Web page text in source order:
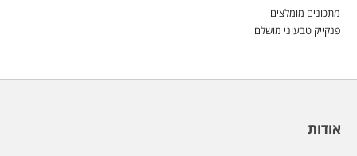
מתכונים מומלצים
פנקייק טבעוני מושלם
אודות